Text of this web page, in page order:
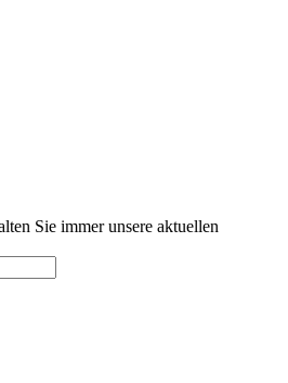
Sie immer unsere aktuellen